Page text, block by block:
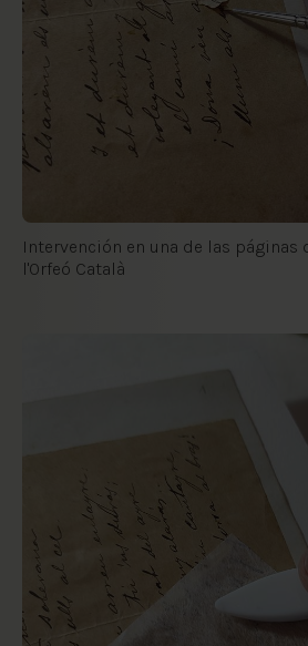
Intervención en una de las páginas
l'Orfeó Català